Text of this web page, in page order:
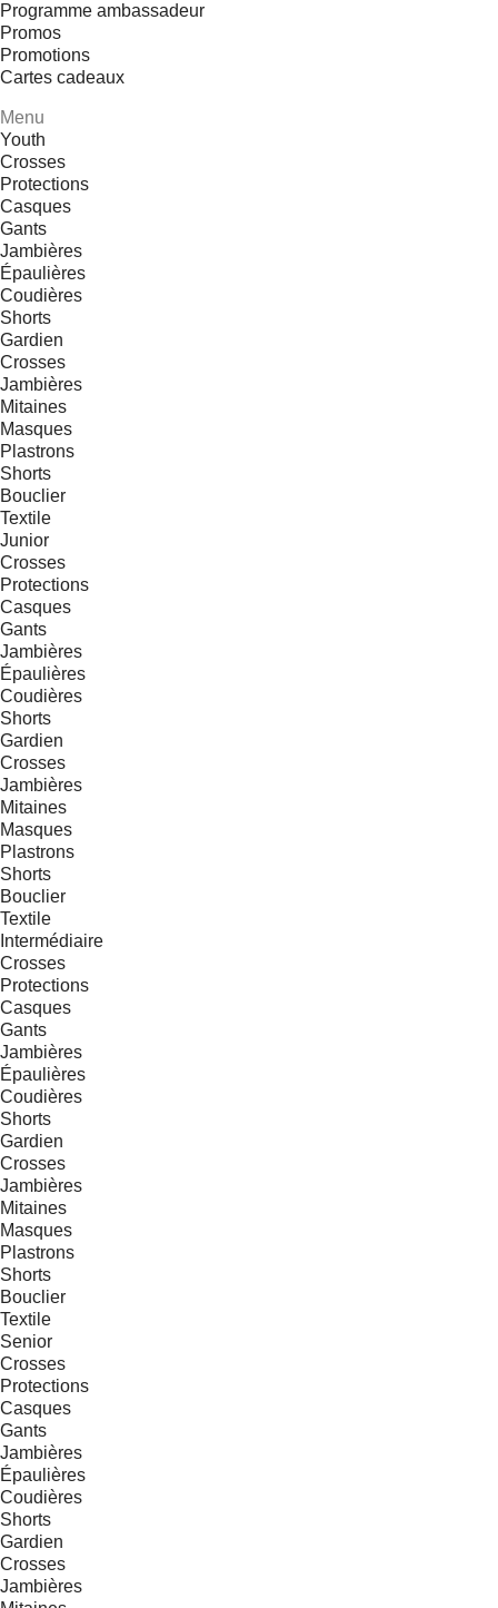
Programme ambassadeur
Promos
Promotions
Cartes cadeaux
Menu
Youth
Crosses
Protections
Casques
Gants
Jambières
Épaulières
Coudières
Shorts
Gardien
Crosses
Jambières
Mitaines
Masques
Plastrons
Shorts
Bouclier
Textile
Junior
Crosses
Protections
Casques
Gants
Jambières
Épaulières
Coudières
Shorts
Gardien
Crosses
Jambières
Mitaines
Masques
Plastrons
Shorts
Bouclier
Textile
Intermédiaire
Crosses
Protections
Casques
Gants
Jambières
Épaulières
Coudières
Shorts
Gardien
Crosses
Jambières
Mitaines
Masques
Plastrons
Shorts
Bouclier
Textile
Senior
Crosses
Protections
Casques
Gants
Jambières
Épaulières
Coudières
Shorts
Gardien
Crosses
Jambières